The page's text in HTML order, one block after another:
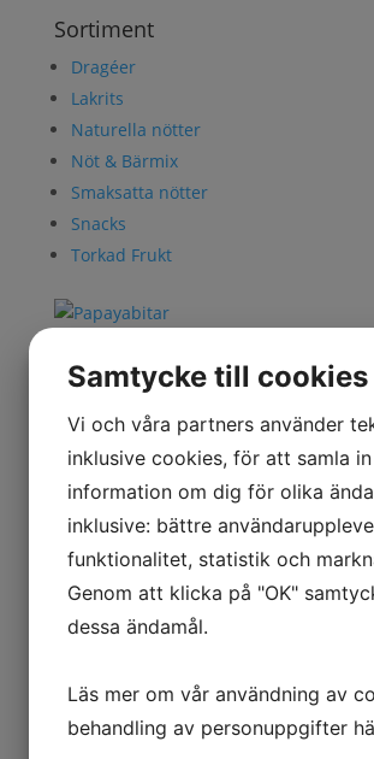
Sortiment
Dragéer
Lakrits
Naturella nötter
Nöt & Bärmix
Smaksatta nötter
Snacks
Torkad Frukt
Papayabitar
Mangobitar
Spanska mandlar
Saltade
Frystorkade
Mjölkchoklad
Frystorkad Jordgubb
Choklad Yoghurt
Samtycke till cookies
Vi och våra partners använder
inklusive cookies, för att samla in
information om dig för olika
inklusive: bättre
funktionalitet, statistik och
Genom att klicka på "OK"
dessa ändamål.
Läs mer om vår användning av
behandling av personuppgifter